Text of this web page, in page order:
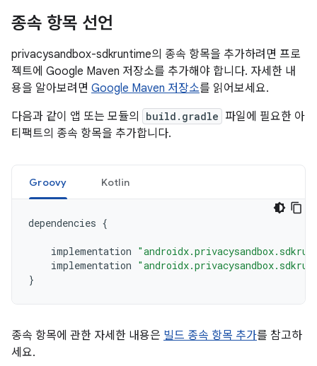
종속 항목 선언
privacysandbox-sdkruntime의 종속 항목을 추가하려면 프로
젝트에 Google Maven 저장소를 추가해야 합니다. 자세한 내
용을 알아보려면 Google Maven 저장소를 읽어보세요.
다음과 같이 앱 또는 모듈의
build.gradle 파일에 필요한 아
티팩트의 종속 항목을 추가합니다.
Groovy Kotlin
dependencies {
implementation
implementation
}
종속 항목에 관한 자세한 내용은 빌드 종속 항목 추가를 참고하
세요.